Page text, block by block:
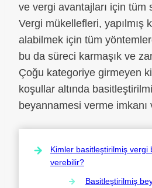
ve vergi avantajları için tüm
Vergi mükellefleri, yapılmış
alabilmek için tüm
bu da süreci karmaşık ve
Çoğu kategoriye girmeyen
koşullar altında
beyannamesi verme imkanı
Kimler basitleştirilmiş vergi
verebilir?
Basitleştirilmiş